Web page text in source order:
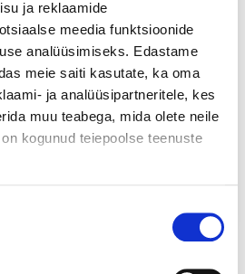
ja reklaamide
meedia funktsioonide
analüüsimiseks. Edastame
meie saiti kasutate, ka oma
ja analüüsipartneritele, kes
muu teabega, mida olete neile
kogunud teiepoolse teenuste
Tigi Bed Head Wave Rider
Versatil Styling Cream
(100mL)
10